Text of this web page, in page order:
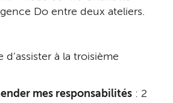
Do entre deux ateliers.
d’assister à la troisième
mes responsabilités: 2